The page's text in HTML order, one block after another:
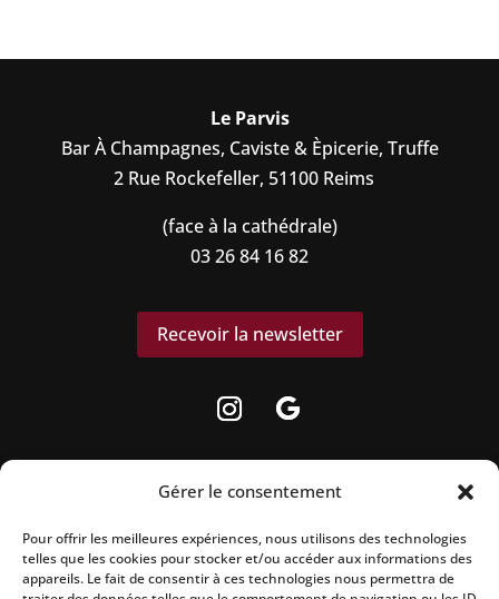
Gérer le consentement
Pour offrir les meilleures expériences, nous utilisons des technologies
telles que les cookies pour stocker et/ou accéder aux informations des
appareils. Le fait de consentir à ces technologies nous permettra de
Le Parvis
Bar À Champagnes, Caviste & Èpicerie, Truffe
2 Rue Rockefeller, 51100 Reims
(face à la cathédrale)
03 26 84 16 82
Recevoir la newsletter
La vente d’alcool est strictement interdite
aux mineurs.